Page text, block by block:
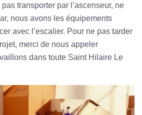
transporter par l’ascenseur, ne
nous avons les équipements
avec l’escalier. Pour ne pas tarder
merci de nous appeler
dans toute Saint Hilaire Le